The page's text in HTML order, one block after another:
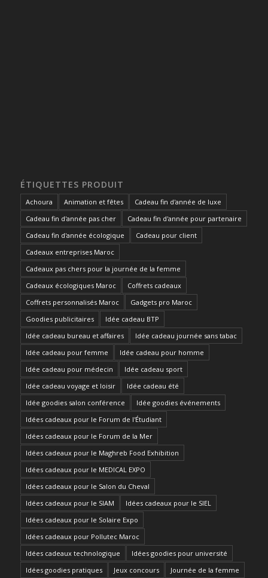
ÉTIQUETTES PRODUIT
Achoura Animation et fêtes
Cadeau fin d'année de luxe
Cadeau fin d'année pas cher
Cadeau fin d'année pour partenaire
Cadeau fin d'année écologique
Cadeau pour client
Cadeaux entreprises Maroc
Cadeaux pas chers pour la journée de la femme
Cadeaux écologiques Maroc
Coffrets cadeaux
Coffrets personnalisés Maroc
Gadgets pro Maroc
Goodies publicitaires
Idée cadeau BTP
Idée cadeau bureau et affaires
Idée cadeau journée sans tabac
Idée cadeau pour femme
Idée cadeau pour homme
Idée cadeau pour médecin
Idée cadeau sport
Idée cadeau voyage et loisir
Idée cadeau été
Idée goodies salon conférence
Idée goodies événements
Idées cadeaux pour le Forum de l'Étudiant
Idées cadeaux pour le Forum de la Mer
Idées cadeaux pour le Maghreb Food Exhibition
Idées cadeaux pour le MEDICAL EXPO
Idées cadeaux pour le Salon du Cheval
Idées cadeaux pour le SIAM
Idées cadeaux pour le SIEL
Idées cadeaux pour le Solaire Expo
Idées cadeaux pour Pollutec Maroc
Idées cadeaux technologique
Idées goodies pour université
Idées goodies pratiques
Jeux concours Journée de la femme